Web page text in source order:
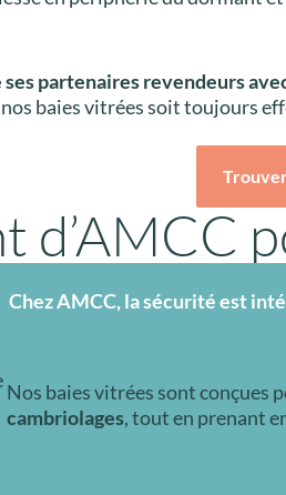
partenaires revendeurs
baies vitrées soit toujours
d’AMCC
Chez AMCC, la sécurité est
Nos baies vitrées sont conçues
cambriolages, tout en prenant